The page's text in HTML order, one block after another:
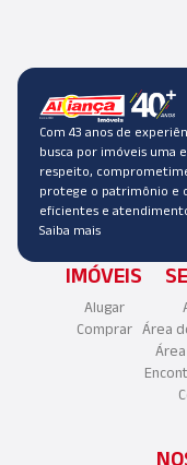
Com 43 anos de
busca por imóveis uma
respeito,
protege o patrimônio e
eficientes e
Saiba mais
IMÓVEIS
Alugar
Comprar
Área